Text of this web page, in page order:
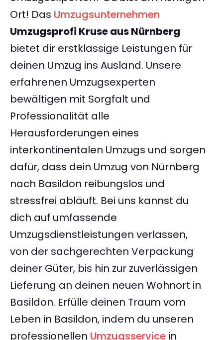
Ort! Das Umzugsunternehmen
Umzugsprofi Kruse aus Nürnberg
bietet dir erstklassige Leistungen für
deinen Umzug ins Ausland. Unsere
erfahrenen Umzugsexperten
bewältigen mit Sorgfalt und
Professionalität alle
Herausforderungen eines
interkontinentalen Umzugs und sorgen
dafür, dass dein Umzug von Nürnberg
nach Basildon reibungslos und
stressfrei abläuft. Bei uns kannst du
dich auf umfassende
Umzugsdienstleistungen verlassen,
von der sachgerechten Verpackung
deiner Güter, bis hin zur zuverlässigen
Lieferung an deinen neuen Wohnort in
Basildon. Erfülle deinen Traum vom
Leben in Basildon, indem du unseren
professionellen Umzugsservice in